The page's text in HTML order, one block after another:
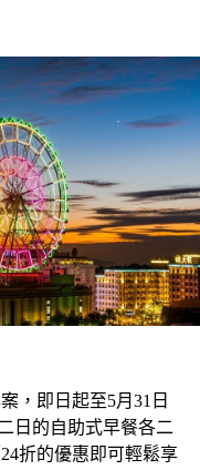
，即日起至5月31日
日的自助式早餐各二
折的優惠即可輕鬆享